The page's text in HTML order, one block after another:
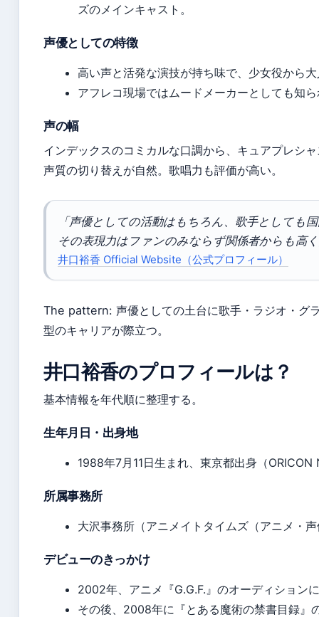
ズのメインキャスト。
声優としての特徴
高い声と活発な演技が持ち味で、少女役から
アフレコ現場ではムードメーカーとしても知
声の幅
インデックスのコミカルな口調から、キュアプレシ
声質の切り替えが自然。歌唱力も評価が高い。
「声優としての活動はもちろん、歌手としても
その表現力はファンのみならず関係者からも高
井口裕香 Official Website（公式プロフィール）
The pattern: 声優としての土台に歌手・ラジオ・グ
型のキャリアが際立つ。
井口裕香のプロフィールは？
基本情報を年代順に整理する。
生年月日・出身地
1988年7月11日生まれ、東京都出身（
所属事務所
大沢事務所（アニメイトタイムズ（アニメ・
デビューのきっかけ
2002年、アニメ『G.G.F.』のオーディション
その後、2008年に『とある魔術の禁書目録』